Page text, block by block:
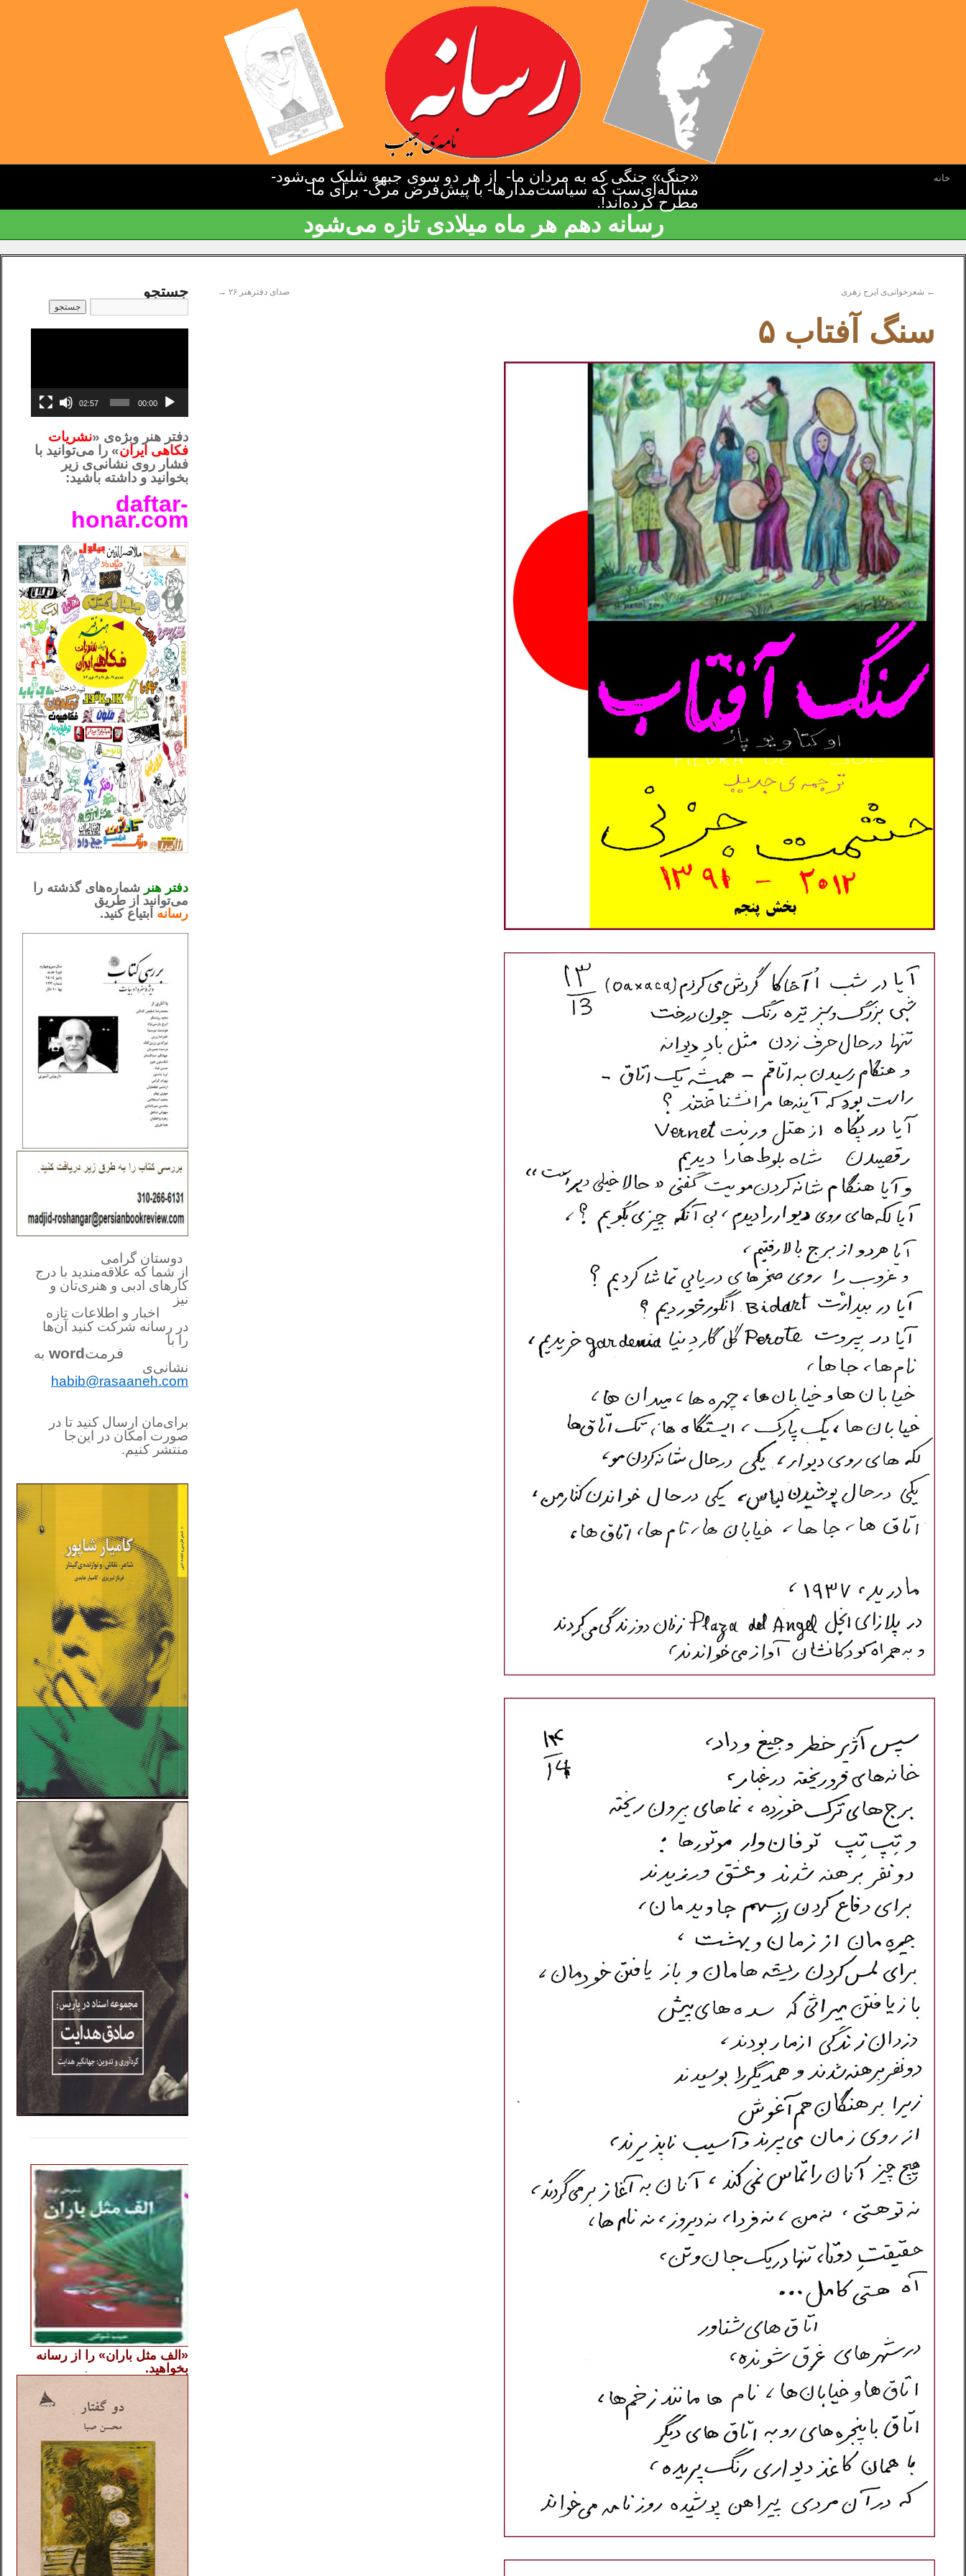
خانه «جنگ» جنگی که به مردان ما- از هر دو سوی جبهه شلیک می‌شود-
مسأله‌ای‌ست که سیاست‌مدارها- با پیش‌فرض مرگ- برای ما-
مطرح کرده‌اند!.
رسانه دهم هر ماه میلادی تازه می‌شود
← شعرخوانی‌ی ایرج زهری صدای دفترهنر ۲۶ →
سنگ آفتاب ۵
جستجو
00:00
02:57
دفتر هنر وبژه‌ی «نشریات
فکاهی ایران» را می‌توانید با
فشار روی نشانی‌ی زیر
بخوانید و داشته باشید:
daftar-
honar.com
دفتر هنر شماره‌های گذشته را
می‌توانید از طریق
رسانه ابتیاع کنید.
دوستان گرامی
از شما که علاقه‌مندید با درج
کارهای‌ ادبی و هنری‌تان و
نیز
اخبار و اطلاعات تازه
در رسانه شرکت کنید آن‌ها
را با
فرمتword به
نشانی‌ی
habib@rasaaneh.com
برای‌مان ارسال کنید تا در
صورت امکان در این‌جا
منتشر کنیم.
«الف مثل باران» را از رسانه
بخواهید.
.